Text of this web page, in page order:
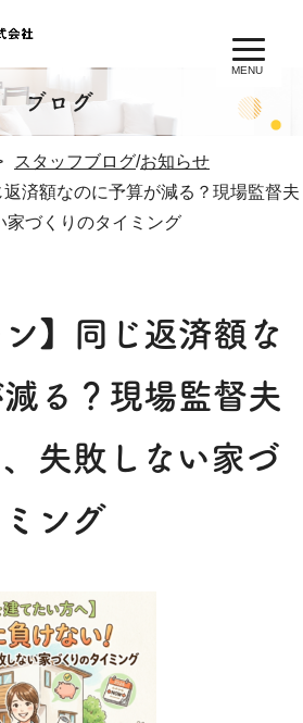
MENU
ブログ
スタッフブログ/お知らせ
返済額なのに予算が減る？現場監督夫
家づくりのタイミング
ン】同じ返済額な
る？現場監督夫
失敗しない家づ
ング